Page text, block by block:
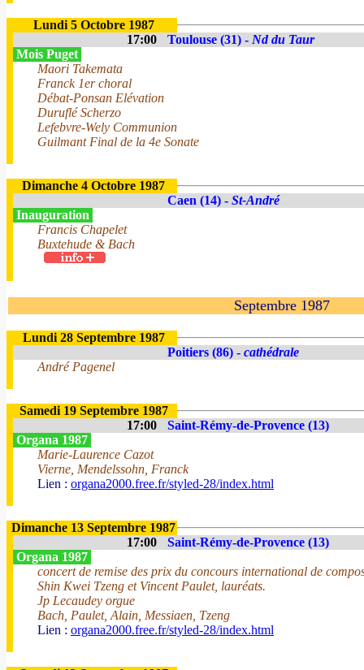
Lundi 5 Octobre 1987
17:00
Toulouse (31) - Nd du Taur
Mois Puget
Maori Takemata
Franck 1er choral
Débat-Ponsan Elévation
Duruflé Scherzo
Lefebvre-Wely Communion
Guilmant Final de la 4e Sonate
Dimanche 4 Octobre 1987
Caen (14) - St-André
Inauguration
Francis Chapelet
Buxtehude & Bach
Septembre 1987
Lundi 28 Septembre 1987
Poitiers (86) - cathédrale
André Pagenel
Samedi 19 Septembre 1987
17:00
Saint-Rémy-de-Provence (13)
Organa 1987
Marie-Laurence Cazot
Vierne, Mendelssohn, Franck
Lien : organa2000.free.fr/styled-28/index.html
Dimanche 13 Septembre 1987
17:00
Saint-Rémy-de-Provence (13)
Organa 1987
concert de remise des prix du concours international de
Shin Kwei Tzeng et Vincent Paulet, lauréats.
Jp Lecaudey orgue
Bach, Paulet, Alain, Messiaen, Tzeng
Lien : organa2000.free.fr/styled-28/index.html